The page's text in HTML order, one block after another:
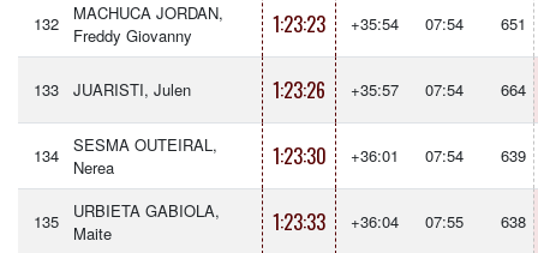
132
MACHUCA JORDAN,
Freddy Giovanny
1:23:23 +35:54 07:54 651
133 JUARISTI, Julen 1:23:26 +35:57 07:54 664
134
SESMA OUTEIRAL,
Nerea
1:23:30 +36:01 07:54 639
135
URBIETA GABIOLA,
Maite
1:23:33 +36:04 07:55 638